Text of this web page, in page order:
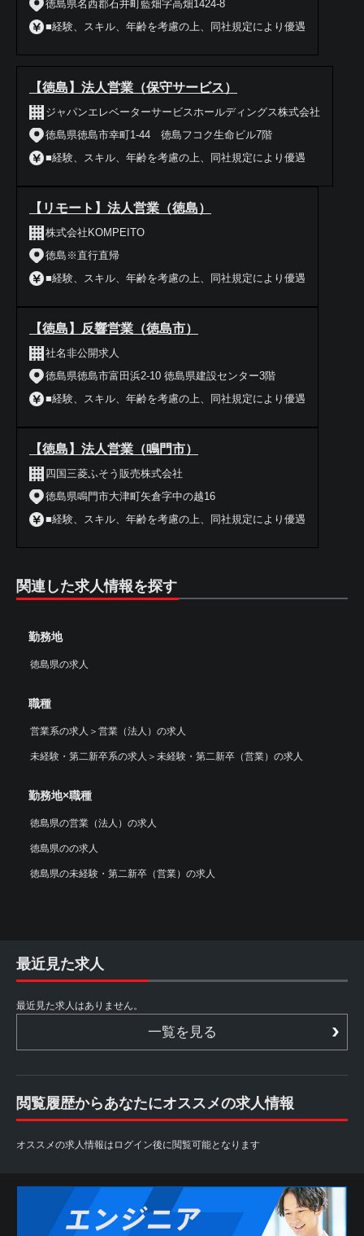
徳島県名西郡石井町藍畑字高畑1424-8
■経験、スキル、年齢を考慮の上、同社規定により優遇
【徳島】法人営業（保守サービス）
ジャパンエレベーターサービスホールディングス株式会社
徳島県徳島市幸町1-44 徳島フコク生命ビル7階
■経験、スキル、年齢を考慮の上、同社規定により優遇
【リモート】法人営業（徳島）
株式会社KOMPEITO
徳島※直行直帰
■経験、スキル、年齢を考慮の上、同社規定により優遇
【徳島】反響営業（徳島市）
社名非公開求人
徳島県徳島市富田浜2-10 徳島県建設センター3階
■経験、スキル、年齢を考慮の上、同社規定により優遇
【徳島】法人営業（鳴門市）
四国三菱ふそう販売株式会社
徳島県鳴門市大津町矢倉字中の越16
■経験、スキル、年齢を考慮の上、同社規定により優遇
関連した求人情報を探す
勤務地
徳島県の求人
職種
営業系の求人 ＞ 営業（法人）の求人
未経験・第二新卒系の求人 ＞ 未経験・第二新卒（営業）の求人
勤務地×職種
徳島県の営業（法人）の求人
徳島県のの求人
徳島県の未経験・第二新卒（営業）の求人
最近見た求人
最近見た求人はありません。
一覧を見る
閲覧履歴からあなたにオススメの求人情報
オススメの求人情報はログイン後に閲覧可能となります